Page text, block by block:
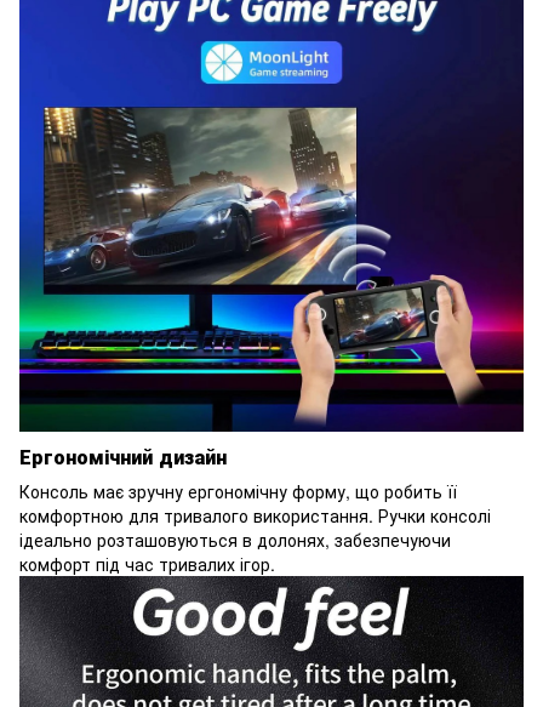
Ергономічний дизайн
Консоль має зручну ергономічну форму, що робить її
комфортною для тривалого використання. Ручки консолі
ідеально розташовуються в долонях, забезпечуючи
комфорт під час тривалих ігор.